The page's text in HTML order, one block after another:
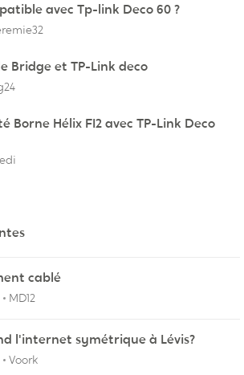
avec Tp-link Deco 60 ?
Bridge et TP-Link deco
Borne Hélix FI2 avec TP-Link Deco
cablé
MD12
l'internet symétrique à Lévis?
Voork